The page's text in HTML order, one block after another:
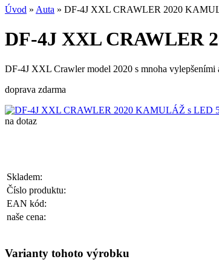
Úvod » Auta » DF-4J XXL CRAWLER 2020
DF-4J XXL CRAWLER
DF-4J XXL Crawler model 2020 s mnoha
doprava zdarma
na dotaz
Skladem:
Číslo produktu:
EAN kód:
naše cena:
Varianty tohoto výrobku